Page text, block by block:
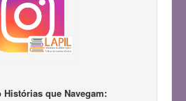
Histórias que Navegam: